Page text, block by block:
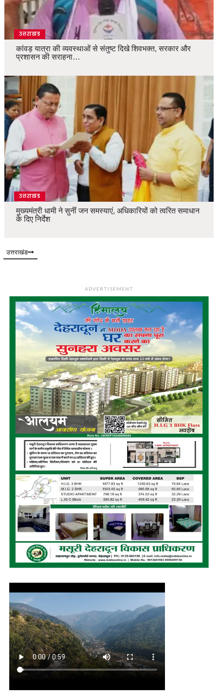
उत्तराखंड
कांवड़ यात्रा की व्यवस्थाओं से संतुष्ट दिखे शिवभक्त, सरकार और
प्रशासन की सराहना…
उत्तराखंड
मुख्यमंत्री धामी ने सुनीं जन समस्याएं, अधिकारियों को त्वरित समाधान
के दिए निर्देश
उत्तराखंड
ADVERTISEMENT